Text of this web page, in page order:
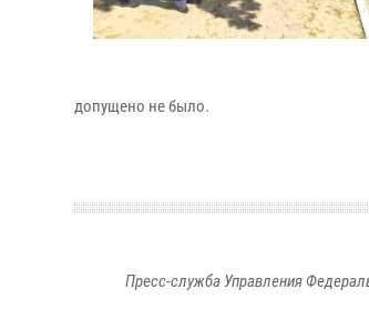
допущено не было.
Пресс-служба Управления